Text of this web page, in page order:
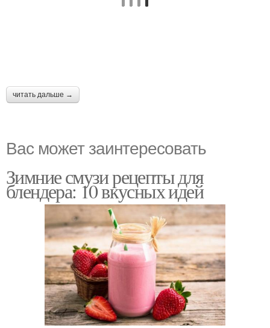
читать дальше →
Вас может заинтересовать
Зимние смузи рецепты для
блендера: 10 вкусных идей